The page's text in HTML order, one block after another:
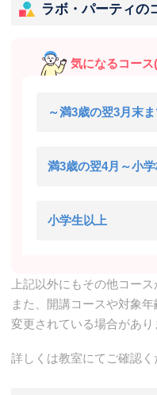
ラボ・パーティの
気になるコー
～満3歳の翌3月末
満3歳の翌4月～小
小学生以上
上記以外にもその他コー
また、開講コースや対象
変更されている場合があり
詳しくは教室にてご確認く